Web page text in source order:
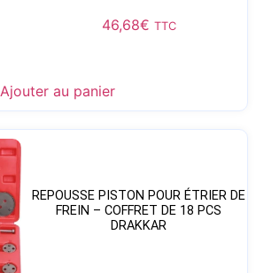
46,68€ TTC
Ajouter au panier
REPOUSSE PISTON POUR ÉTRIER DE
FREIN – COFFRET DE 18 PCS
DRAKKAR